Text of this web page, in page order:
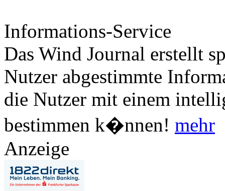
Informations-Service
Das Wind Journal erstellt
Nutzer abgestimmte
die Nutzer mit einem
bestimmen k�nnen! mehr
Anzeige